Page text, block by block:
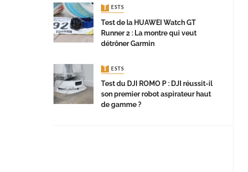
TESTS
Test de la HUAWEI Watch GT
Runner 2 : La montre qui veut
détrôner Garmin
TESTS
Test du DJI ROMO P : DJI réussit-il
son premier robot aspirateur haut
de gamme ?